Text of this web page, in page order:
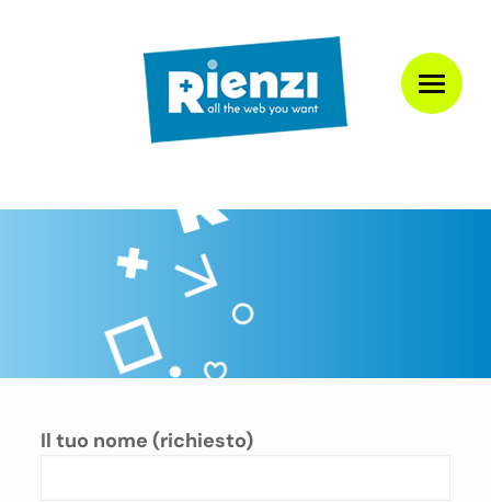
Il tuo nome (richiesto)